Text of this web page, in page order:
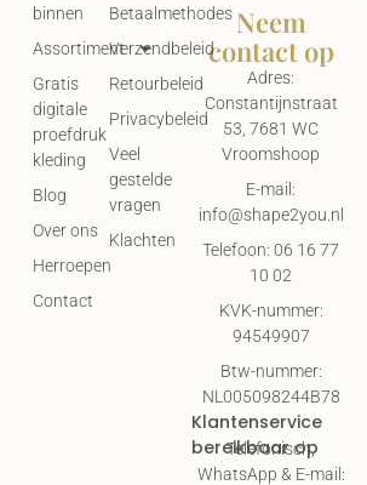
Betaalmethodes
Verzendbeleid
Retourbeleid
Privacybeleid
Veel
gestelde
vragen
Klachten
binnen
Assortiment
Gratis
digitale
proefdruk
kleding
Blog
Over ons
Herroepen
Contact
Neem
contact op
Adres:
Constantijnstraat
53, 7681 WC
Vroomshoop
E-mail:
info@shape2you.nl
Telefoon: 06 16 77
10 02
KVK-nummer:
94549907
Btw-nummer:
NL005098244B78
Klantenservice
bereikbaar op
Telefonisch,
WhatsApp & E-mail: